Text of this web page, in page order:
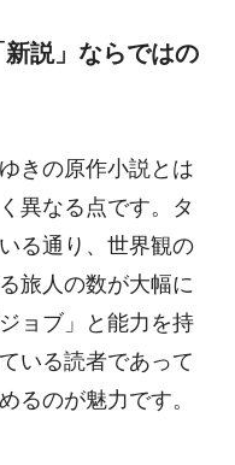
説」ならではの
きの原作小説とは
異なる点です。タ
る通り、世界観の
旅人の数が大幅に
ョブ」と能力を持
いる読者であって
るのが魅力です。